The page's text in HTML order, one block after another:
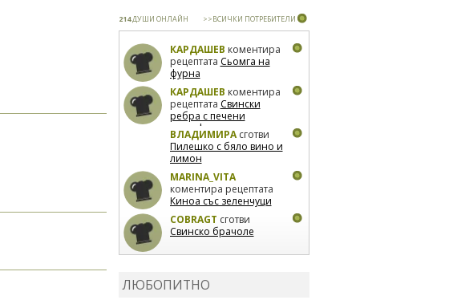
214ДУШИ ОНЛАЙН >>ВСИЧКИ ПОТРЕБИТЕЛИ
КАРДАШЕВ коментира
рецептата Сьомга на
фурна
КАРДАШЕВ коментира
рецептата Свински
ребра с печени
картофи
ВЛАДИМИРАсготви
Пилешко с бяло вино и
лимон
MARINA_VITA
коментира рецептата
Киноа със зеленчуци
COBRAGT сготви
Свинско брачоле
ЛЮБОПИТНО